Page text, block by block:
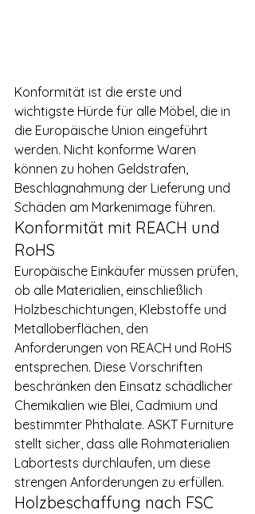
Konformität ist die erste und
wichtigste Hürde für alle Möbel, die in
die Europäische Union eingeführt
werden. Nicht konforme Waren
können zu hohen Geldstrafen,
Beschlagnahmung der Lieferung und
Schäden am Markenimage führen.
Konformität mit REACH und
RoHS
Europäische Einkäufer müssen prüfen,
ob alle Materialien, einschließlich
Holzbeschichtungen, Klebstoffe und
Metalloberflächen, den
Anforderungen von REACH und RoHS
entsprechen. Diese Vorschriften
beschränken den Einsatz schädlicher
Chemikalien wie Blei, Cadmium und
bestimmter Phthalate. ASKT Furniture
stellt sicher, dass alle Rohmaterialien
Labortests durchlaufen, um diese
strengen Anforderungen zu erfüllen.
Holzbeschaffung nach FSC